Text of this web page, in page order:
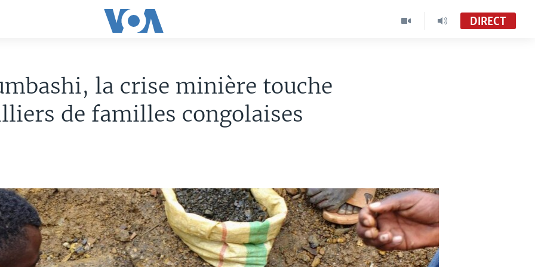
DIRECT
la crise minière touche
de familles congolaises